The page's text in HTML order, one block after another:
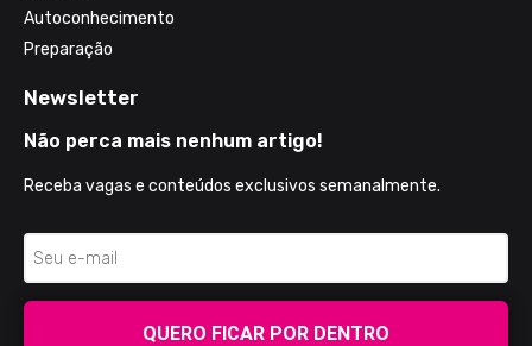
Autoconhecimento
Preparação
Newsletter
Não perca mais nenhum artigo!
Receba vagas e conteúdos exclusivos semanalmente.
QUERO FICAR POR DENTRO